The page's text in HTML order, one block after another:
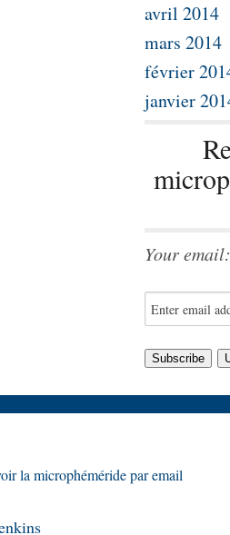
avril 2014
mars 2014
février
janvier
Your email:
la microphéméride par email